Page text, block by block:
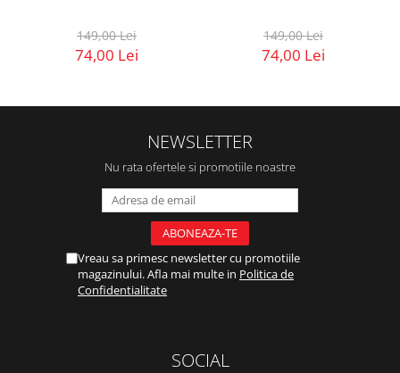
149,00 Lei
74,00 Lei
149,00 Lei
74,00 Lei
NEWSLETTER
Nu rata ofertele si promotiile noastre
Vreau sa primesc newsletter cu promotiile
magazinului. Afla mai multe in Politica de
Confidentialitate
SOCIAL